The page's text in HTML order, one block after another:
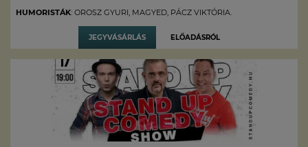
HUMORISTÁK: OROSZ GYURI, MAGYED, PÁCZ VIKTÓRIA.
JEGYVÁSÁRLÁS ELŐADÁSRÓL